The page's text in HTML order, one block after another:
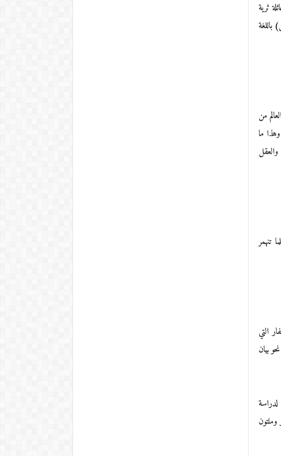
كان في 6 مايو من العام 1861 وسط عائلة ثرية
باللغة
من
ما
تنهمر
التي
بيان